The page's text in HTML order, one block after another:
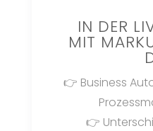
IN DER
MIT
👉 Business
👉